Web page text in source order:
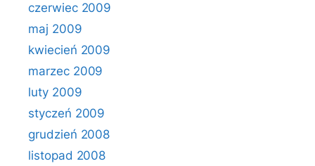
czerwiec 2009
maj 2009
kwiecień 2009
marzec 2009
luty 2009
styczeń 2009
grudzień 2008
listopad 2008